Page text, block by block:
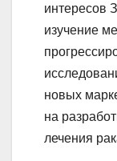
интересов
изучение
новых
на
лечения